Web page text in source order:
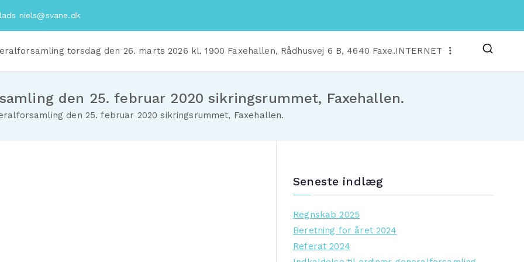
niels@svane.dk
torsdag den 26. marts 2026 kl. 1900 Faxehallen, Rådhusvej 6 B, 4640 Faxe.INTERNET
den 25. februar 2020 sikringsrummet, Faxehallen.
den 25. februar 2020 sikringsrummet, Faxehallen.
Seneste indlæg
Regnskab 2025
Beretning for året 2024
Referat 2024